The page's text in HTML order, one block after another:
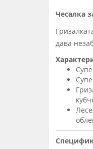
Чесалка
дава